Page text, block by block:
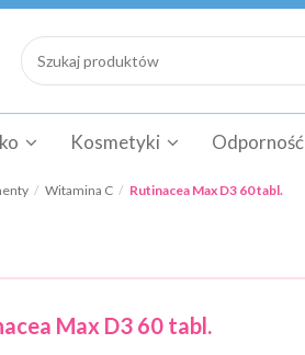
Kosmetyki Odporność
Witamina C Rutinacea Max D3 60 tabl.
Max D3 60 tabl.